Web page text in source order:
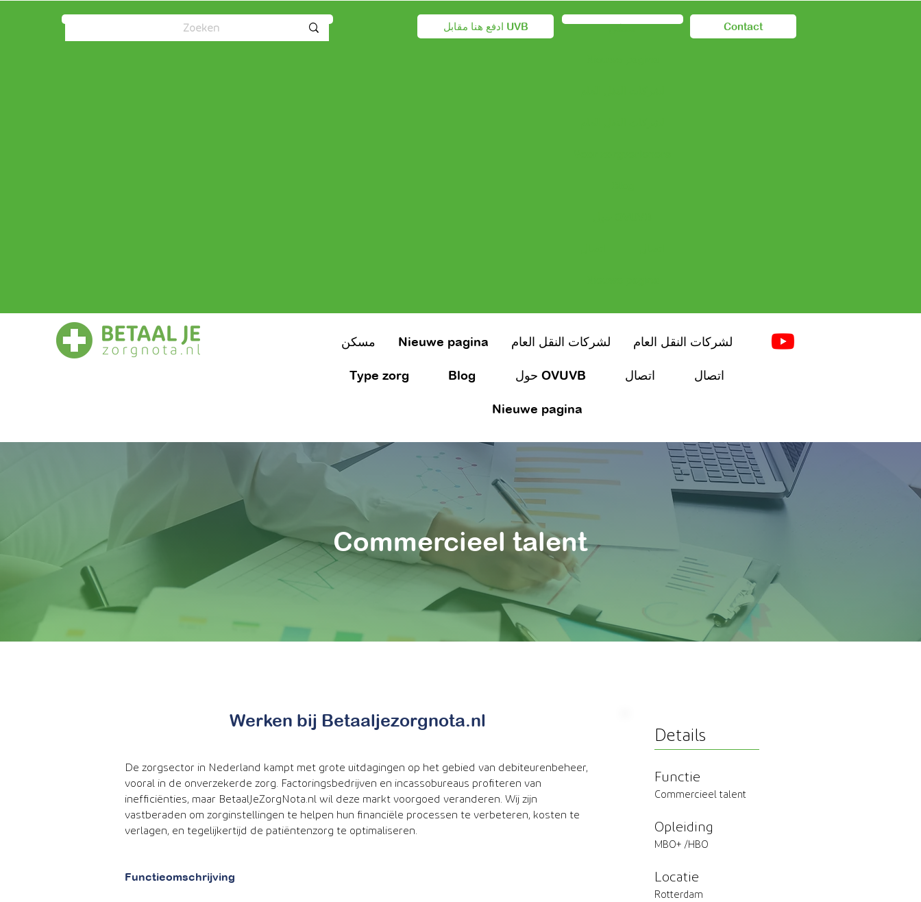
ادفع هنا مقابل UVB مسكن Contact
مسكن Nieuwe pagina لشركات النقل العام لشركات النقل العام
Type zorg Blog حول OVUVB اتصال اتصال
Nieuwe pagina
Commercieel talent
Werken bij Betaaljezorgnota.nl
De zorgsector in Nederland kampt met grote uitdagingen op het gebied van debiteurenbeheer,
vooral in de onverzekerde zorg. Factoringsbedrijven en incassobureaus profiteren van
inefficiënties, maar BetaalJeZorgNota.nl wil deze markt voorgoed veranderen. Wij zijn
vastberaden om zorginstellingen te helpen hun financiële processen te verbeteren, kosten te
verlagen, en tegelijkertijd de patiëntenzorg te optimaliseren.
Functieomschrijving
Details
Functie
Commercieel talent
Opleiding
MBO+ /HBO
Locatie
Rotterdam